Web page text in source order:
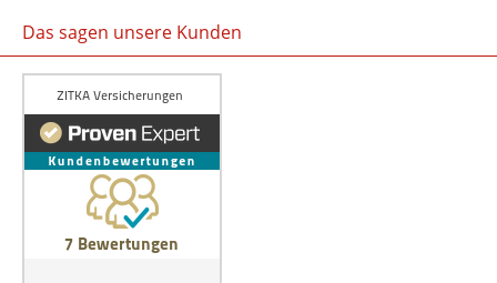
Das sagen unsere Kunden